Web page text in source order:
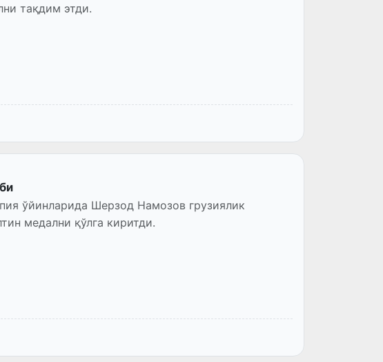
тақдим этди.
ўйинларида Шерзод Намозов грузиялик
медални қўлга киритди.